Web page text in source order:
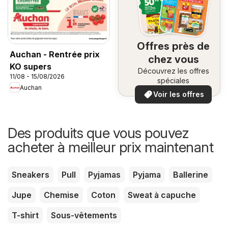
Auchan - Rentrée prix
KO supers
11/08 - 15/08/2026
Auchan
Offres près de
chez vous
Découvrez les offres
spéciales
Voir les offres
Des produits que vous pouvez
acheter à meilleur prix maintenant
Sneakers Pull Pyjamas Pyjama
Ballerine
Jupe
Chemise Coton
Sweat à capuche
T-shirt
Sous-vêtements